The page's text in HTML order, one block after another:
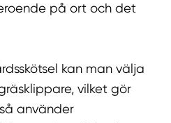
på ort och det
kan man välja
vilket gör
använder